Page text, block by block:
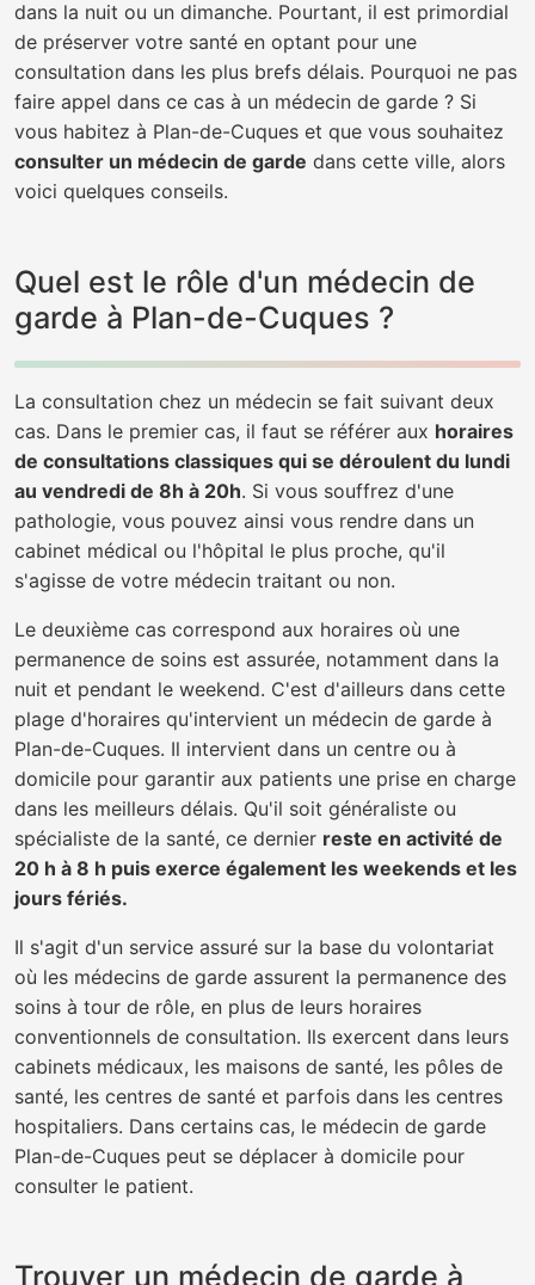
dans la nuit ou un dimanche. Pourtant, il est primordial
de préserver votre santé en optant pour une
consultation dans les plus brefs délais. Pourquoi ne pas
faire appel dans ce cas à un médecin de garde ? Si
vous habitez à Plan-de-Cuques et que vous souhaitez
consulter un médecin de garde dans cette ville, alors
voici quelques conseils.
Quel est le rôle d'un médecin de
garde à Plan-de-Cuques ?
La consultation chez un médecin se fait suivant deux
cas. Dans le premier cas, il faut se référer aux horaires
de consultations classiques qui se déroulent du lundi
au vendredi de 8h à 20h. Si vous souffrez d'une
pathologie, vous pouvez ainsi vous rendre dans un
cabinet médical ou l'hôpital le plus proche, qu'il
s'agisse de votre médecin traitant ou non.
Le deuxième cas correspond aux horaires où une
permanence de soins est assurée, notamment dans la
nuit et pendant le weekend. C'est d'ailleurs dans cette
plage d'horaires qu'intervient un médecin de garde à
Plan-de-Cuques. Il intervient dans un centre ou à
domicile pour garantir aux patients une prise en charge
dans les meilleurs délais. Qu'il soit généraliste ou
spécialiste de la santé, ce dernier reste en activité de
20 h à 8 h puis exerce également les weekends et les
jours fériés.
Il s'agit d'un service assuré sur la base du volontariat
où les médecins de garde assurent la permanence des
soins à tour de rôle, en plus de leurs horaires
conventionnels de consultation. Ils exercent dans leurs
cabinets médicaux, les maisons de santé, les pôles de
santé, les centres de santé et parfois dans les centres
hospitaliers. Dans certains cas, le médecin de garde
Plan-de-Cuques peut se déplacer à domicile pour
consulter le patient.
Trouver un médecin de garde à